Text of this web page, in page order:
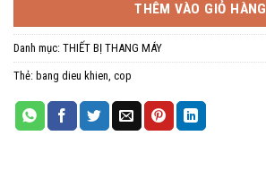
THÊM VÀO GIỎ HÀNG
Danh mục: THIẾT BỊ THANG MÁY
Thẻ: bang dieu khien, cop